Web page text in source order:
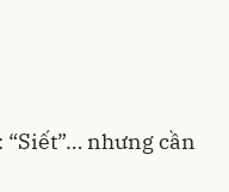
nhưng cần